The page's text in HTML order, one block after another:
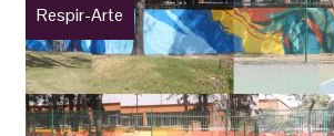
Respir-Arte